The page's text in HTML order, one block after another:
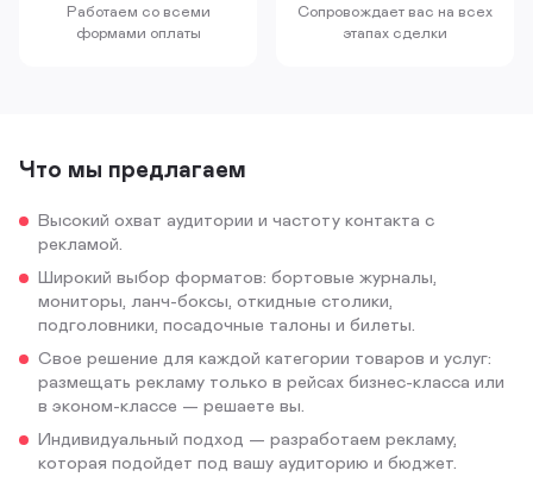
Работаем со всеми
формами оплаты
Сопровождает вас на всех
этапах сделки
Что мы предлагаем
Высокий охват аудитории и частоту контакта с
рекламой.
Широкий выбор форматов: бортовые журналы,
мониторы, ланч-боксы, откидные столики,
подголовники, посадочные талоны и билеты.
Свое решение для каждой категории товаров и услуг:
размещать рекламу только в рейсах бизнес-класса или
в эконом-классе — решаете вы.
Индивидуальный подход — разработаем рекламу,
которая подойдет под вашу аудиторию и бюджет.